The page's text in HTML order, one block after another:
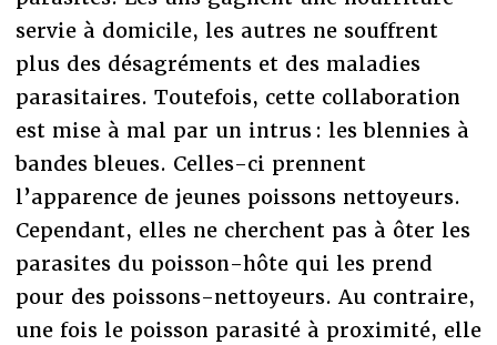
servie à domicile, les autres ne souffrent
plus des désagréments et des maladies
parasitaires. Toutefois, cette collaboration
est mise à mal par un intrus : les blennies à
bandes bleues. Celles-ci prennent
l’apparence de jeunes poissons nettoyeurs.
Cependant, elles ne cherchent pas à ôter les
parasites du poisson-hôte qui les prend
pour des poissons-nettoyeurs. Au contraire,
une fois le poisson parasité à proximité, elle